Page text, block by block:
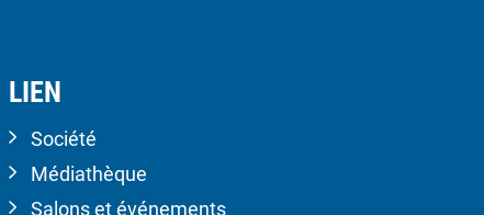
LIEN
Société
Médiathèque
Salons et événements